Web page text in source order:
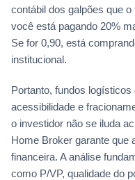
contábil dos galpões que
você está pagando 20%
Se for 0,90, está
institucional.
Portanto, fundos
acessibilidade e
o investidor não se iluda
Home Broker garante que
financeira. A análise
como P/VP, qualidade do